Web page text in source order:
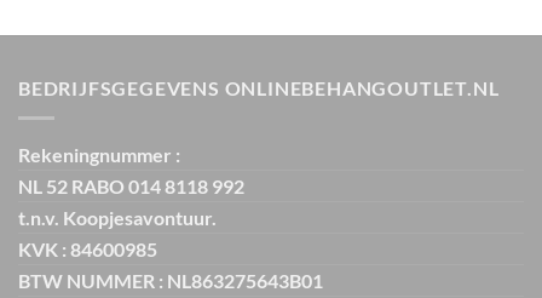
€ 64,95.€ 9,99.
BEDRIJFSGEGEVENS ONLINEBEHANGOUTLET.NL
Rekeningnummer :
NL 52 RABO 014 8118 992
t.n.v. Koopjesavontuur.
KVK : 84600985
BTW NUMMER : NL863275643B01